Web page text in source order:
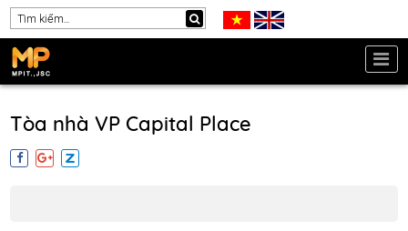
Tòa nhà VP Capital Place